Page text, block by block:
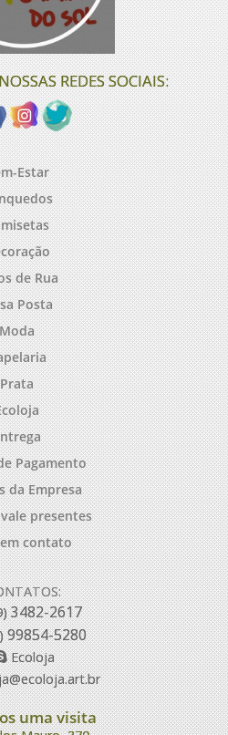
REDES SOCIAIS:
Estar
de Rua
Posta
Moda
Prata
Pagamento
da Empresa
presentes
contato
3482-2617
99854-5280
Ecoloja
uma visita